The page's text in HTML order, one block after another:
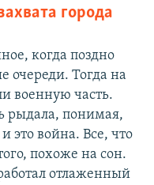
города
когда поздно
очереди. Тогда на
военную часть.
рыдала, понимая,
это война. Все, что
похоже на сон.
отлаженный